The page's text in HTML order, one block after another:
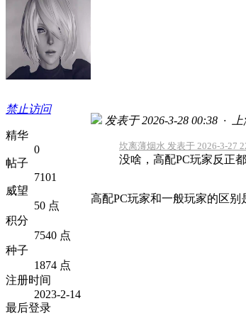
禁止访问
精华
0
帖子
7101
威望
50 点
积分
7540 点
种子
1874 点
注册时间
2023-2-14
最后登录
发表于 2026-3-28 00:38 · 上
坎离薄烟水 发表于 2026-3-27
没啥，高配PC玩家反正
高配PC玩家和一般玩家的区别